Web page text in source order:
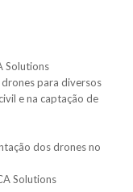
Solutions
para diversos
e na captação de
dos drones no
Solutions